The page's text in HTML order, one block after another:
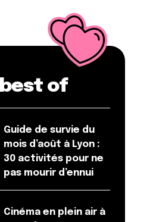
of
Guide de survie du
mois d’août à Lyon :
30 activités pour ne
pas mourir d’ennui
Cinéma en plein air à